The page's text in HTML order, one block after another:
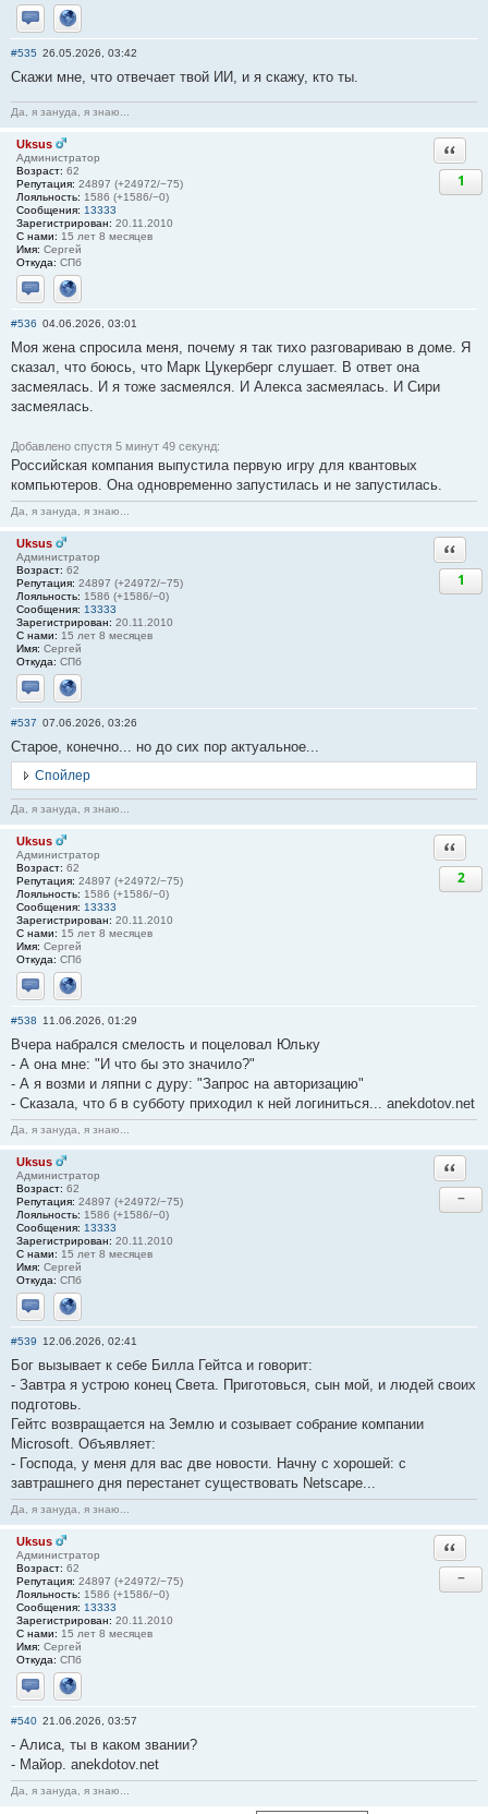
Отправить личное сообщение
Сайт
#535 26.05.2026, 03:42
Скажи мне, что отвечает твой ИИ, и я скажу, кто ты.
Да, я зануда, я знаю...
Uksus
Администратор
Возраст: 62
Репутация: 24897 (+24972/−75)
Лояльность: 1586 (+1586/−0)
Сообщения: 13333
Зарегистрирован: 20.11.2010
С нами: 15 лет 8 месяцев
Имя: Сергей
Откуда: СПб
Отправить личное сообщение
Сайт
1
#536 04.06.2026, 03:01
Моя жена спросила меня, почему я так тихо разговариваю в доме. Я
сказал, что боюсь, что Марк Цукерберг слушает. В ответ она
засмеялась. И я тоже засмеялся. И Алекса засмеялась. И Сири
засмеялась.
Добавлено спустя 5 минут 49 секунд:
Российская компания выпустила первую игру для квантовых
компьютеров. Она одновременно запустилась и не запустилась.
Да, я зануда, я знаю...
Uksus
Администратор
Возраст: 62
Репутация: 24897 (+24972/−75)
Лояльность: 1586 (+1586/−0)
Сообщения: 13333
Зарегистрирован: 20.11.2010
С нами: 15 лет 8 месяцев
Имя: Сергей
Откуда: СПб
Отправить личное сообщение
Сайт
1
#537 07.06.2026, 03:26
Старое, конечно... но до сих пор актуальное...
Спойлер
Да, я зануда, я знаю...
Uksus
Администратор
Возраст: 62
Репутация: 24897 (+24972/−75)
Лояльность: 1586 (+1586/−0)
Сообщения: 13333
Зарегистрирован: 20.11.2010
С нами: 15 лет 8 месяцев
Имя: Сергей
Откуда: СПб
Отправить личное сообщение
Сайт
2
#538 11.06.2026, 01:29
Вчера набрался смелость и поцеловал Юльку
- А она мне: "И что бы это значило?"
- А я возми и ляпни с дуру: "Запрос на авторизацию"
- Сказала, что б в субботу приходил к ней логиниться... anekdotov.net
Да, я зануда, я знаю...
Uksus
Администратор
Возраст: 62
Репутация: 24897 (+24972/−75)
Лояльность: 1586 (+1586/−0)
Сообщения: 13333
Зарегистрирован: 20.11.2010
С нами: 15 лет 8 месяцев
Имя: Сергей
Откуда: СПб
Отправить личное сообщение
Сайт
−
#539 12.06.2026, 02:41
Бог вызывает к себе Билла Гейтса и говорит:
- Завтра я устрою конец Света. Приготовься, сын мой, и людей своих
подготовь.
Гейтс возвращается на Землю и созывает собрание компании
Microsoft. Объявляет:
- Господа, у меня для вас две новости. Начну с хорошей: с
завтрашнего дня перестанет существовать Netscape...
Да, я зануда, я знаю...
Uksus
Администратор
Возраст: 62
Репутация: 24897 (+24972/−75)
Лояльность: 1586 (+1586/−0)
Сообщения: 13333
Зарегистрирован: 20.11.2010
С нами: 15 лет 8 месяцев
Имя: Сергей
Откуда: СПб
Отправить личное сообщение
Сайт
−
#540 21.06.2026, 03:57
- Алиса, ты в каком звании?
- Майор. anekdotov.net
Да, я зануда, я знаю...